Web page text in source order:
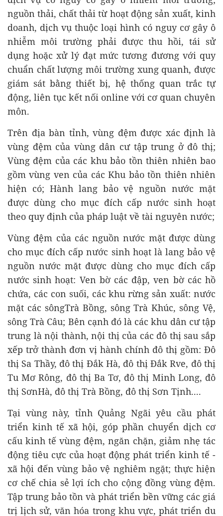
nguồn thải, chất thải từ hoạt động sản xuất, kinh
doanh, dịch vụ thuộc loại hình có nguy cơ gây ô
nhiễm môi trường phải được thu hồi, tái sử
dụng hoặc xử lý đạt mức tương đương với quy
chuẩn chất lượng môi trường xung quanh, được
giám sát bằng thiết bị, hệ thống quan trắc tự
động, liên tục kết nối online với cơ quan chuyên
môn.
Trên địa bàn tỉnh, vùng đệm được xác định là
vùng đệm của vùng dân cư tập trung ở đô thị;
Vùng đệm của các khu bảo tồn thiên nhiên bao
gồm vùng ven của các Khu bảo tồn thiên nhiên
hiện có; Hành lang bảo vệ nguồn nước mặt
được dùng cho mục đích cấp nước sinh hoạt
theo quy định của pháp luật về tài nguyên nước;
Vùng đệm của các nguồn nước mặt được dùng
cho mục đích cấp nước sinh hoạt là lang bảo vệ
nguồn nước mặt được dùng cho mục đích cấp
nước sinh hoạt: Ven bờ các đập, ven bờ các hồ
chứa, các con suối, các khu rừng sản xuất: nước
mặt các sôngTrà Bồng, sông Trà Khúc, sông Vệ,
sông Trà Câu; Bên cạnh đó là các khu dân cư tập
trung là nội thành, nội thị của các đô thị sau sắp
xếp trở thành đơn vị hành chính đô thị gồm: Đô
thị Sa Thầy, đô thị Đắk Hà, đô thị Đắk Rve, đô thị
Tu Mơ Rông, đô thị Ba Tơ, đô thị Minh Long, đô
thị SơnHà, đô thị Trà Bồng, đô thị Sơn Tịnh....
Tại vùng này, tỉnh Quảng Ngãi yêu cầu phát
triển kinh tế xã hội, góp phần chuyển dịch cơ
cấu kinh tế vùng đệm, ngăn chặn, giảm nhẹ tác
động tiêu cực của hoạt động phát triển kinh tế -
xã hội đến vùng bảo vệ nghiêm ngặt; thực hiện
cơ chế chia sẻ lợi ích cho cộng đồng vùng đệm.
Tập trung bảo tồn và phát triển bền vững các giá
trị lịch sử, văn hóa trong khu vực, phát triển du